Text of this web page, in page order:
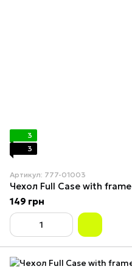
3
3
Артикул: 777-01003
149 грн